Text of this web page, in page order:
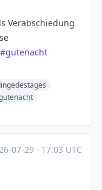
Verabschiedung
#gutenacht
07-29 · 17:03 UTC